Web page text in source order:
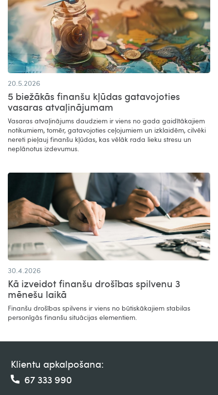
20.5.2026
5 biežākās finanšu kļūdas gatavojoties
vasaras atvaļinājumam
Vasaras atvaļinājums daudziem ir viens no gada gaidītākajiem
notikumiem, tomēr, gatavojoties ceļojumiem un izklaidēm, cilvēki
nereti pieļauj finanšu kļūdas, kas vēlāk rada lieku stresu un
neplānotus izdevumus.
30.4.2026
Kā izveidot finanšu drošības spilvenu 3
mēnešu laikā
Finanšu drošības spilvens ir viens no būtiskākajiem stabilas
personīgās finanšu situācijas elementiem.
Klientu apkalpošana:
67 333 990